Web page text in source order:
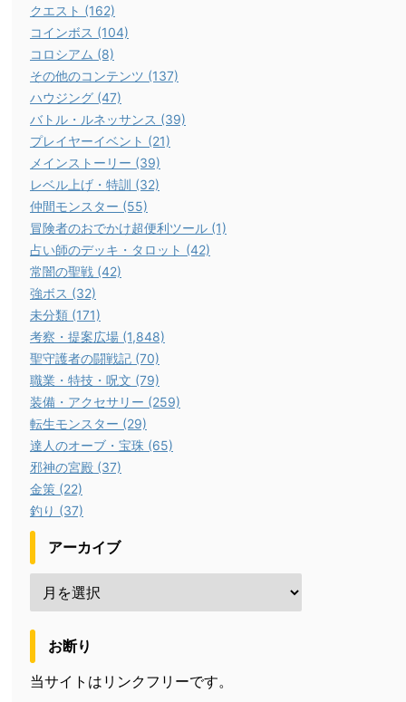
クエスト (162)
コインボス (104)
コロシアム (8)
その他のコンテンツ (137)
ハウジング (47)
バトル・ルネッサンス (39)
プレイヤーイベント (21)
メインストーリー (39)
レベル上げ・特訓 (32)
仲間モンスター (55)
冒険者のおでかけ超便利ツール (1)
占い師のデッキ・タロット (42)
常闇の聖戦 (42)
強ボス (32)
未分類 (171)
考察・提案広場 (1,848)
聖守護者の闘戦記 (70)
職業・特技・呪文 (79)
装備・アクセサリー (259)
転生モンスター (29)
達人のオーブ・宝珠 (65)
邪神の宮殿 (37)
金策 (22)
釣り (37)
アーカイブ
お断り
当サイトはリンクフリーです。